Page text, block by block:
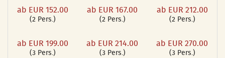
ab EUR 152.00
(2 Pers.)
ab EUR 199.00
(3 Pers.)
ab EUR 167.00
(2 Pers.)
ab EUR 214.00
(3 Pers.)
ab EUR 212.00
(2 Pers.)
ab EUR 270.00
(3 Pers.)